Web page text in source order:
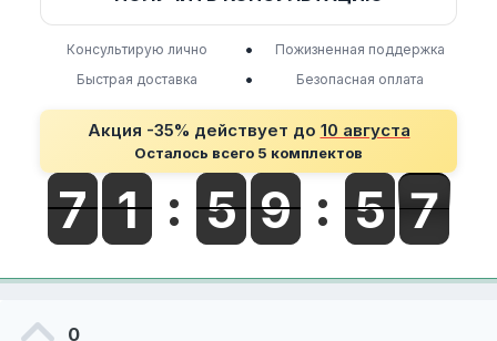
Консультирую лично •
Пожизненная поддержка
Быстрая доставка
• Безопасная оплата
Акция -35% действует до 10 августа
Осталось всего 5 комплектов
0